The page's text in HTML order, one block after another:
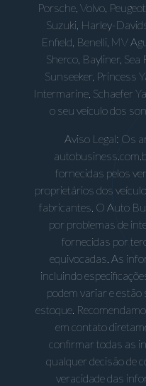
Porsche, Volvo,
Suzuki, Harley-
Enfield, Benelli, MV
Sherco, Bayliner, Sea
Sunseeker, Princess
Intermarine, Schaefer
o seu veículo dos
Aviso Legal: Os
fornecidas pelos
proprietários dos
fabricantes. O Auto
por problemas de
fornecidas por
equivocadas. As
incluindo
podem variar e
estoque.
em contato
confirmar todas as
qualquer decisão de
veracidade das